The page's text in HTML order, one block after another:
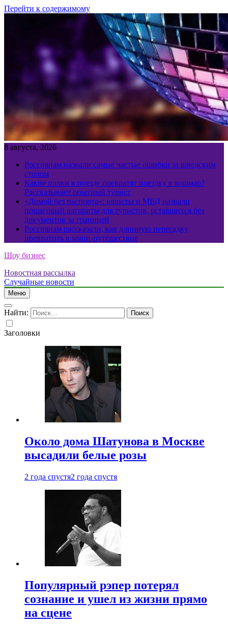
Перейти к содержимому
8 августа, 2026
Россиянам назвали самые частые ошибки за шведским
столом
Какие полки в поезде превратят поездку в кошмар?
Рассказывает опытный турист
«Домой без паспорта»: юристы и МВД назвали
пошаговый алгоритм для туристов, оставшихся без
документов за границей
Россиянам рассказали, как длинную пересадку
превратить в мини-путешествие
Шоу бизнес
Новостная рассылка
Случайные новости
Меню
Найти:
Заголовки
Около дома Шатунова в Москве
высадили белые розы
2 года спустя2 года спустя
Популярный рэпер потерял
сознание и ушел из жизни прямо
на сцене